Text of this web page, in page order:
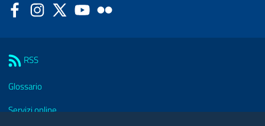
FacebookInstagram
Twitter YouTube
RSS
Glossario
Servizi online